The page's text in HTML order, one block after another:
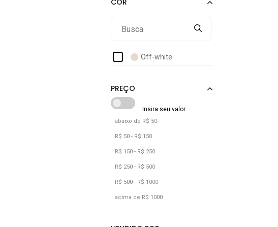
Off-white
abaixo de R$ 50
R$ 50 - R$ 150
R$ 150 - R$ 250
R$ 250 - R$ 500
R$ 500 - R$ 1000
acima de R$ 1000